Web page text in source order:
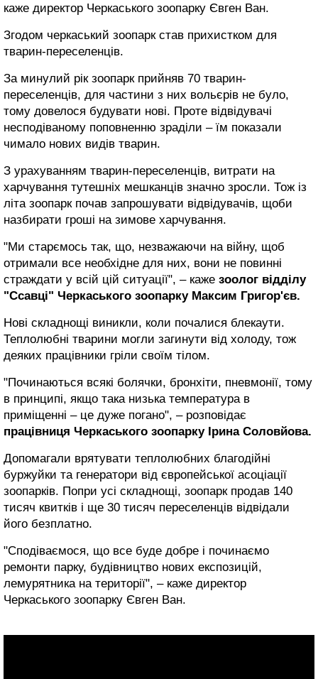
каже директор Черкаського зоопарку Євген Ван.
Згодом черкаський зоопарк став прихистком для
тварин-переселенців.
За минулий рік зоопарк прийняв 70 тварин-
переселенців, для частини з них вольєрів не було,
тому довелося будувати нові. Проте відвідувачі
несподіваному поповненню зраділи – їм показали
чимало нових видів тварин.
З урахуванням тварин-переселенців, витрати на
харчування тутешніх мешканців значно зросли. Тож із
літа зоопарк почав запрошувати відвідувачів, щоби
назбирати гроші на зимове харчування.
"Ми старємось так, що, незважаючи на війну, щоб
отримали все необхідне для них, вони не повинні
страждати у всій цій ситуації", – каже зоолог відділу
"Ссавці" Черкаського зоопарку Максим Григор'єв.
Нові складнощі виникли, коли почалися блекаути.
Теплолюбні тварини могли загинути від холоду, тож
деяких працівники гріли своїм тілом.
"Починаються всякі болячки, бронхіти, пневмонії, тому
в принципі, якщо така низька температура в
приміщенні – це дуже погано", – розповідає
працівниця Черкаського зоопарку Ірина Соловйова.
Допомагали врятувати теплолюбних благодійні
буржуйки та генератори від європейської асоціації
зоопарків. Попри усі складнощі, зоопарк продав 140
тисяч квитків і ще 30 тисяч переселенців відвідали
його безплатно.
"Сподіваємося, що все буде добре і починаємо
ремонти парку, будівництво нових експозицій,
лемурятника на території", – каже директор
Черкаського зоопарку Євген Ван.